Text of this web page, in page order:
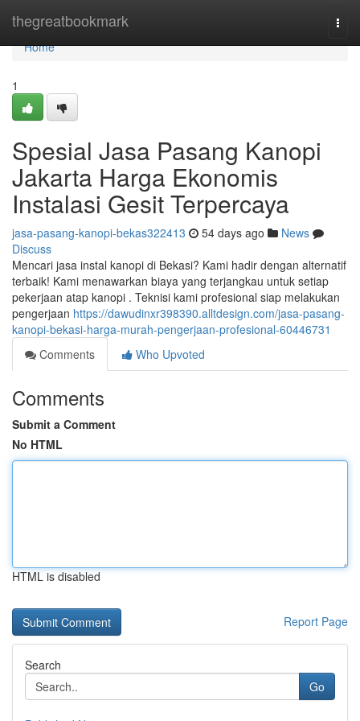
thegreatbookmark
Home
Home
1
Spesial Jasa Pasang Kanopi
Jakarta Harga Ekonomis
Instalasi Gesit Terpercaya
jasa-pasang-kanopi-bekas322413 54 days ago
News
Discuss
Mencari jasa instal kanopi di Bekasi? Kami hadir dengan alternatif
terbaik! Kami menawarkan biaya yang terjangkau untuk setiap
pekerjaan atap kanopi . Teknisi kami profesional siap melakukan
pengerjaan https://dawudinxr398390.alltdesign.com/jasa-pasang-
kanopi-bekasi-harga-murah-pengerjaan-profesional-60446731
Comments
Who Upvoted
Comments
Submit a Comment
No HTML
HTML is disabled
Report Page
Search
Go